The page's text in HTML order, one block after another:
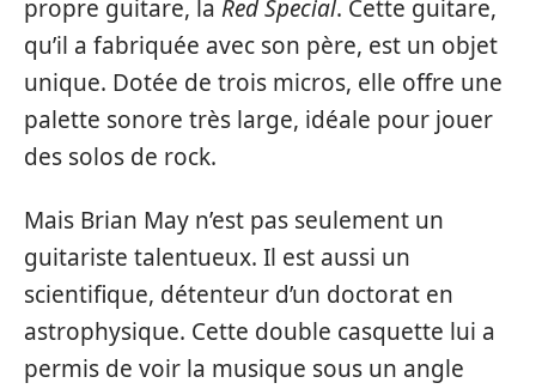
propre guitare, la Red Special. Cette guitare,
qu’il a fabriquée avec son père, est un objet
unique. Dotée de trois micros, elle offre une
palette sonore très large, idéale pour jouer
des solos de rock.
Mais Brian May n’est pas seulement un
guitariste talentueux. Il est aussi un
scientifique, détenteur d’un doctorat en
astrophysique. Cette double casquette lui a
permis de voir la musique sous un angle